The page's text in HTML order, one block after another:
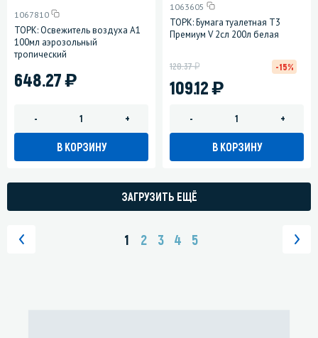
1067810
ТОРК: Освежитель воздуха A1
100мл аэрозольный
тропический
648.27)
- +
В КОРЗИНУ
1063605
ТОРК: Бумага туалетная T3
Премиум V 2сл 200л белая
109.12)
128.37у -15%
- +
В КОРЗИНУ
ЗАГРУЗИТЬ ЕЩЁ
1 2 3 4 5